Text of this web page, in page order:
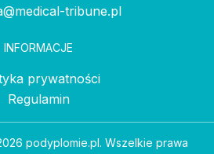
tribune.pl
INFORMACJE
prywatności
Regulamin
podyplomie.pl. Wszelkie prawa